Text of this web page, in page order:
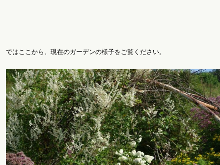
ではここから、現在のガーデンの様子をご覧ください。